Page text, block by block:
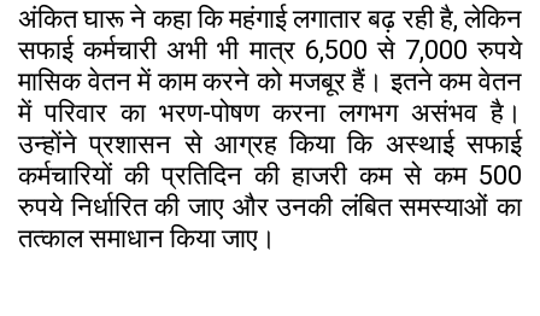
अंकित घारू ने कहा कि महंगाई लगातार बढ़ रही है, लेकिन
सफाई कर्मचारी अभी भी मात्र 6,500 से 7,000 रुपये
मासिक वेतन में काम करने को मजबूर हैं। इतने कम वेतन
में परिवार का भरण-पोषण करना लगभग असंभव है।
उन्होंने प्रशासन से आग्रह किया कि अस्थाई सफाई
कर्मचारियों की प्रतिदिन की हाजरी कम से कम 500
रुपये निर्धारित की जाए और उनकी लंबित समस्याओं का
तत्काल समाधान किया जाए।